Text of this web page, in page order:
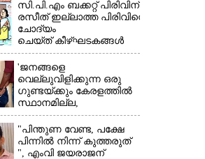
സി.പി.എം ബക്കറ്റ് പിരിവിന്:
രസീത് ഇല്ലാത്ത പിരിവിനെ
ചോദ്യം
ചെയ്ത് കീഴ്ഘടകങ്ങൾ
'ജനങ്ങളെ
വെല്ലുവിളിക്കുന്ന ഒരു
ഗുണ്ടയ്ക്കും കേരളത്തിൽ
സ്ഥാനമില്ല,​
അവരെല്ലാം
പൊലീസിന്റെ
നിരീക്ഷണത്തിലാണ്'
"പിന്തുണ വേണ്ട,​ പക്ഷേ
പിന്നിൽ നിന്ന് കുത്തരുത്
", എംവി ജയരാജന്